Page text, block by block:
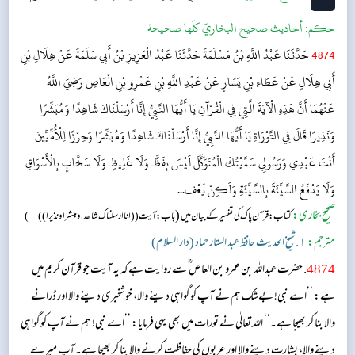
حکم:أحاديث صحيح البخاريّ كلّها صحيحة
4874حَدَّثَنَا عَبْدُ اللَّهِ بْنُ مَسْلَمَةَ حَدَّثَنَا عَبْدُ الْعَزِيزِ بْنُ أَبِي سَلَمَةَ عَنْ هِلَالِ بْنِ
أَبِي هِلَالٍ عَنْ عَطَاءِ بْنِ يَسَارٍ عَنْ عَبْدِ اللَّهِ بْنِ عَمْرِو بْنِ الْعَاصِ رَضِيَ اللَّهُ
عَنْهُمَا أَنَّ هَذِهِ الْآيَةَ الَّتِي فِي الْقُرْآنِ يَا أَيُّهَا النَّبِيُّ إِنَّا أَرْسَلْنَاكَ شَاهِدًا وَمُبَشِّرًا
وَنَذِيرًا قَالَ فِي التَّوْرَاةِ يَا أَيُّهَا النَّبِيُّ إِنَّا أَرْسَلْنَاكَ شَاهِدًا وَمُبَشِّرًا وَحِرْزًا لِلْأُمِّيِّينَ
أَنْتَ عَبْدِي وَرَسُولِي سَمَّيْتُكَ الْمُتَوَكِّلَ لَيْسَ بِفَظٍّ وَلَا غَلِيظٍ وَلَا سَخَّابٍ بِالْأَسْوَاقِ
وَلَا يَدْفَعُ السَّيِّئَةَ بِالسَّيِّئَةِ وَلَكِنْ يَعْف...
صحیح بخاری:کتاب: قرآن پاک کی تفسیر کے بیان میں(باب: آیت (( انا ارسلناک شاھدا ومبشرا ونذیرا )) ...)
مترجم: ١. شیخ الحدیث حافظ عبد الستار حماد (دار السلام)
4874. حضرت عبداللہ بن عمرو بن العاص ؓ سے روایت ہے کہ یہ آیت جو قرآن کریم میں
ہے: ’’اے نبی! بےشک ہم نے آپ کو گواہی دینے والا، خوشخبری دینے والا اور ڈرانے
والا بنا کر بھیجا ہے۔‘‘ اللہ تعالٰی نے تورات میں بھی یہی فرمایا: ’’اے نبی! ہم نے آپ کو گواہی